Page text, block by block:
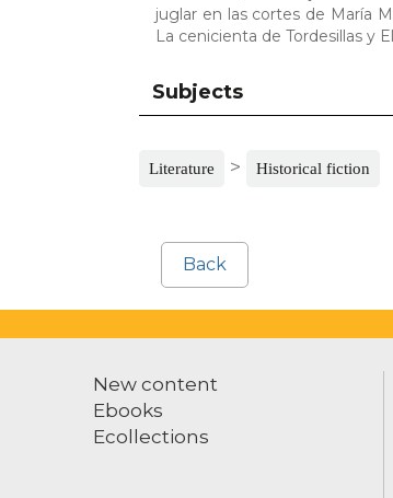
juglar en las cortes de María
La cenicienta de Tordesillas y
Subjects
Literature > Historical fiction
Back
New content
Ebooks
Ecollections